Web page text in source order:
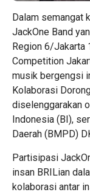
Dalam semangat
JackOne Band
Region 6/Jakarta
Competition
musik bergengsi
Kolaborasi
diselenggarakan
Indonesia (BI),
Daerah (BMPD)
Partisipasi
insan BRILian
kolaborasi antar